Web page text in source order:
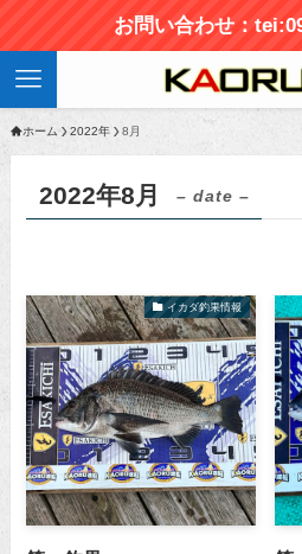
お問い合わせ：
ホーム 2022年 8月
2022年8月 – date –
イカダ釣果情報